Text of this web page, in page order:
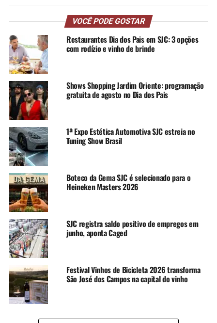
VOCÊ PODE GOSTAR
Restaurantes Dia dos Pais em SJC: 3 opções
com rodízio e vinho de brinde
Shows Shopping Jardim Oriente: programação
gratuita de agosto no Dia dos Pais
1ª Expo Estética Automotiva SJC estreia no
Tuning Show Brasil
Boteco da Gema SJC é selecionado para o
Heineken Masters 2026
SJC registra saldo positivo de empregos em
junho, aponta Caged
Festival Vinhos de Bicicleta 2026 transforma
São José dos Campos na capital do vinho